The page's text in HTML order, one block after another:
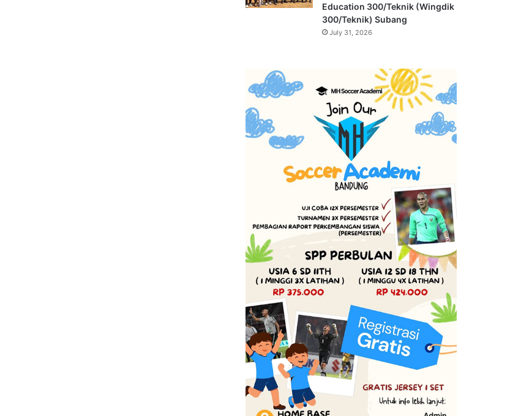
Education 300/Teknik (Wingdik
300/Teknik) Subang
July 31, 2026